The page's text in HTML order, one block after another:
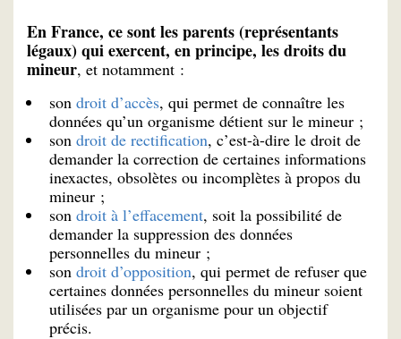
En France, ce sont les parents (représentants
légaux) qui exercent, en principe, les droits du
mineur, et notamment :
son droit d’accès, qui permet de connaître les
données qu’un organisme détient sur le mineur ;
son droit de rectification, c’est-à-dire le droit de
demander la correction de certaines informations
inexactes, obsolètes ou incomplètes à propos du
mineur ;
son droit à l’effacement, soit la possibilité de
demander la suppression des données
personnelles du mineur ;
son droit d’opposition, qui permet de refuser que
certaines données personnelles du mineur soient
utilisées par un organisme pour un objectif
précis.